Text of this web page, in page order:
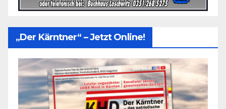
„Der Kärntner“ – Jetzt Online!